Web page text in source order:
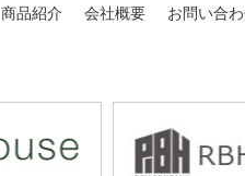
商品紹介 会社概要 お問い合